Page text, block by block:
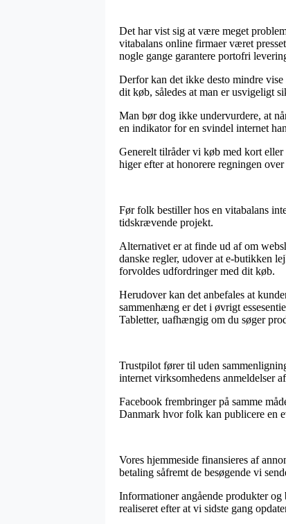
Det har vist sig at være meget
vitabalans online firmaer været
nogle gange garantere portofri
Derfor kan det ikke desto mindre
dit køb, således at man er usvigeligt
Man bør dog ikke undervurdere, at
en indikator for en svindel internet
Generelt tilråder vi køb med kort
higer efter at honorere regningen over
Før folk bestiller hos en vitabalans
tidskrævende projekt.
Alternativet er at finde ud af om
danske regler, udover at e-butikken
forvoldes udfordringer med dit køb.
Herudover kan det anbefales at
sammenhæng er det i øvrigt
Tabletter, uafhængig om du søger
Trustpilot fører til uden
internet virksomhedens anmeldelser
Facebook frembringer på samme
Danmark hvor folk kan publicere en
Vores hjemmeside finansieres af
betaling såfremt de besøgende vi
Informationer angående produkter
realiseret efter at vi sidste gang